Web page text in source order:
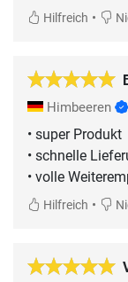
Hilfreich •
Himbeeren
• super Produkt
• schnelle
• volle
Hilfreich •